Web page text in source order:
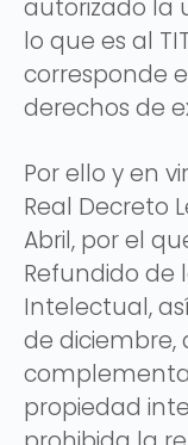
autorizado la
lo que es al
corresponde
derechos de
Por ello y en
Real Decreto
Abril, por el
Refundido de
Intelectual,
de diciembre,
propiedad